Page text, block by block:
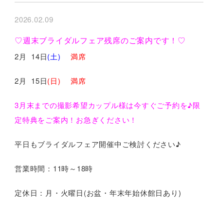
2026.02.09
♡週末ブライダルフェア残席のご案内です！♡
2月 14日(土) 満席
2月 15日(日) 満席
3月末までの撮影希望カップル様は今すぐご予約を♪限
定特典をご案内！お急ぎください！
平日もブライダルフェア開催中ご検討ください♪
営業時間：11時～18時
定休日：月・火曜日(お盆・年末年始休館日あり)